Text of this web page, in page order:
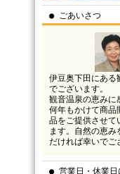
● ごあいさつ
伊豆奥下田にある
でございます。
観音温泉の恵みに
何年もかけて商品
品をご提供させて
ます。自然の恵み
だければ幸いでご
● 営業日・休業日